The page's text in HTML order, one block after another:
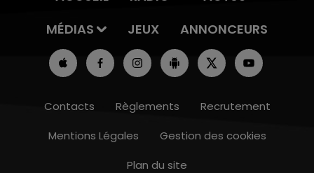
MÉDIAS
JEUX ANNONCEURS
Contacts Règlements
Recrutement
Mentions Légales
Gestion des cookies
Plan du site